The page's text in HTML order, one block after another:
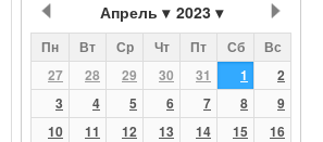
Апрель 2023
Пн Вт Ср Чт Пт Сб
Вс
27
28 29 30 31 1
2
3
4 5 6 7 8
9
10
11 12 13 14 15
16